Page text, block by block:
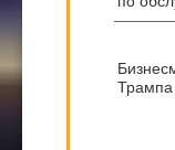
Трампа